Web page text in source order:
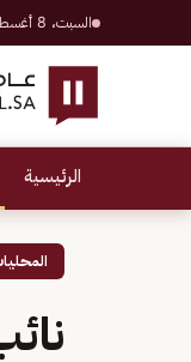
السبت، 8 أغسطس 2026 · 25 صفر 1448 هـ
الرئيسية